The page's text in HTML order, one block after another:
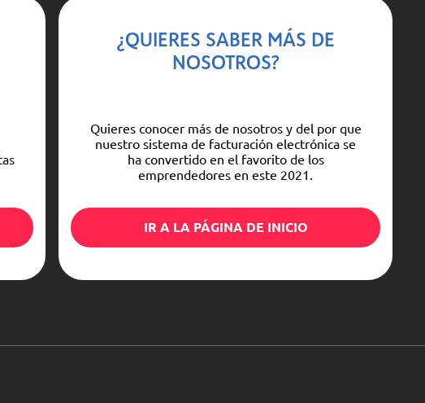
¿QUIERES SABER MÁS DE
NOSOTROS?
Quieres conocer más de nosotros y del por que
nuestro sistema de facturación electrónica se
ha convertido en el favorito de los
emprendedores en este 2021.
IR A LA PÁGINA DE INICIO